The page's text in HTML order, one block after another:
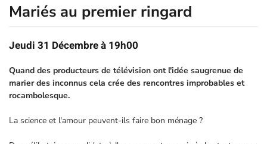
Mariés au premier ringard
Jeudi 31 Décembre à 19h00
Quand des producteurs de télévision ont l'idée saugrenue de
marier des inconnus cela crée des rencontres improbables et
rocambolesque.
La science et l'amour peuvent-ils faire bon ménage ?